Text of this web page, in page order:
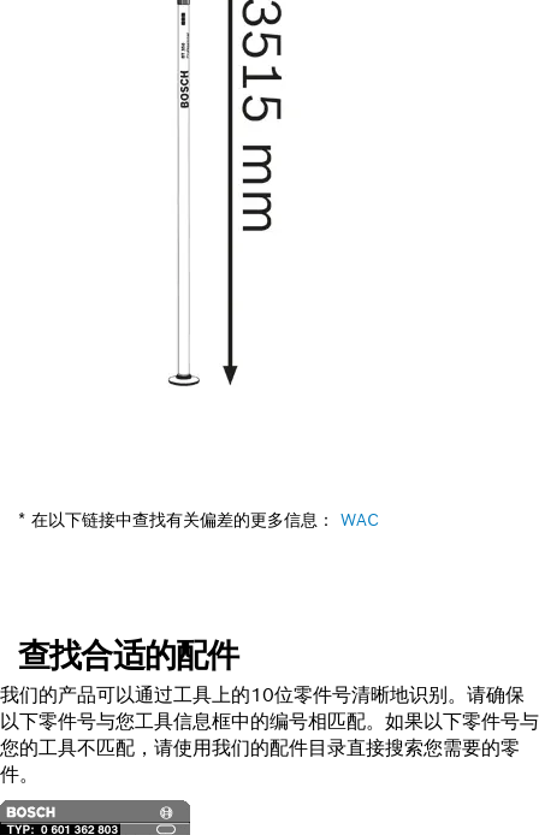
* 在以下链接中查找有关偏差的更多信息： WAC
查找合适的配件
我们的产品可以通过工具上的10位零件号清晰地识别。请确保
以下零件号与您工具信息框中的编号相匹配。如果以下零件号与
您的工具不匹配，请使用我们的配件目录直接搜索您需要的零
件。